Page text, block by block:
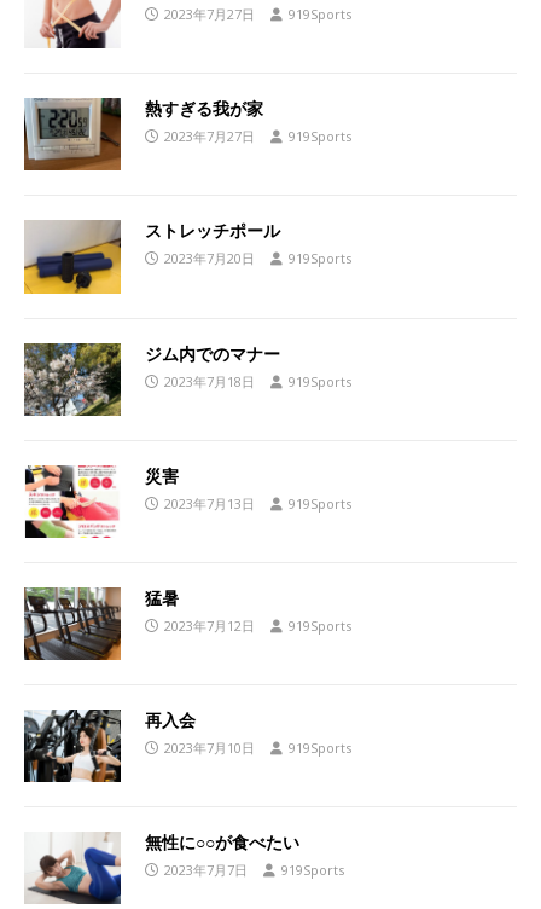
2023年7月27日 919Sports
熱すぎる我が家
2023年7月27日 919Sports
ストレッチポール
2023年7月20日 919Sports
ジム内でのマナー
2023年7月18日 919Sports
災害
2023年7月13日 919Sports
猛暑
2023年7月12日 919Sports
再入会
2023年7月10日 919Sports
無性に○○が食べたい
2023年7月7日 919Sports